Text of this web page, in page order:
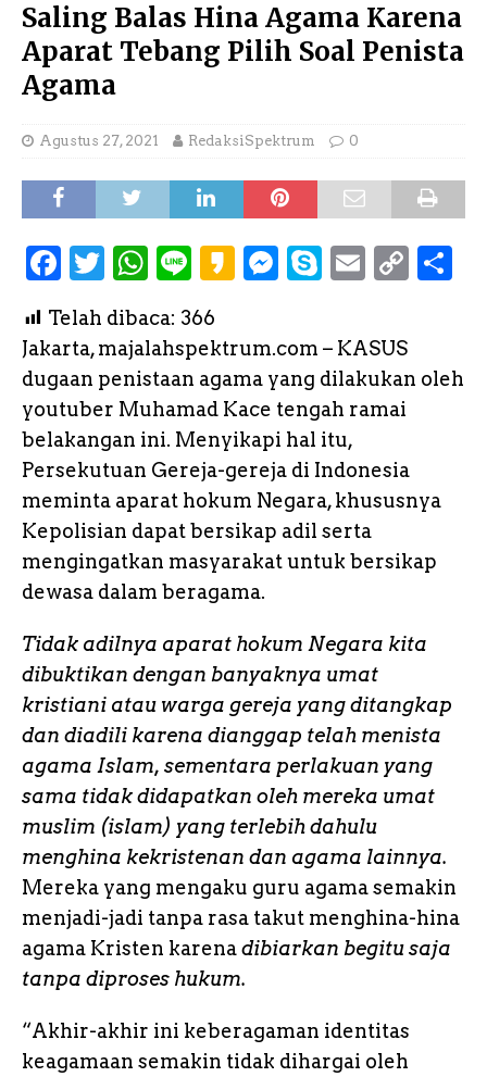
Saling Balas Hina Agama Karena
Aparat Tebang Pilih Soal Penista
Agama
Agustus 27, 2021 RedaksiSpektrum 0
F
c
e
b
o
o
k
T
it
te
r
W
a
ts
A
p
p
L
n
e
K
a
o
M
s
e
n
g
e
r
S
y
p
e
E
a
il
C
y
n
k
r
Telah dibaca: 366
Jakarta, majalahspektrum.com – KASUS
dugaan penistaan agama yang dilakukan oleh
youtuber Muhamad Kace tengah ramai
belakangan ini. Menyikapi hal itu,
Persekutuan Gereja-gereja di Indonesia
meminta aparat hokum Negara, khususnya
Kepolisian dapat bersikap adil serta
mengingatkan masyarakat untuk bersikap
dewasa dalam beragama.
Tidak adilnya aparat hokum Negara kita
dibuktikan dengan banyaknya umat
kristiani atau warga gereja yang ditangkap
dan diadili karena dianggap telah menista
agama Islam, sementara perlakuan yang
sama tidak didapatkan oleh mereka umat
muslim (islam) yang terlebih dahulu
menghina kekristenan dan agama lainnya.
Mereka yang mengaku guru agama semakin
menjadi-jadi tanpa rasa takut menghina-hina
agama Kristen karenadibiarkan begitu saja
tanpa diproses hukum.
“Akhir-akhir ini keberagaman identitas
keagamaan semakin tidak dihargai oleh